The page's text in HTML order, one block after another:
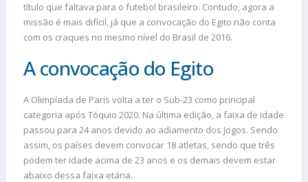
título que faltava para o futebol brasileiro. Contudo, agora a
missão é mais difícil, já que a convocação do Egito não conta
com os craques no mesmo nível do Brasil de 2016.
A convocação do Egito
A Olimpíada de Paris volta a ter o Sub-23 como principal
categoria após Tóquio 2020. Na última edição, a faixa de idade
passou para 24 anos devido ao adiamento dos Jogos. Sendo
assim, os países devem convocar 18 atletas, sendo que três
podem ter idade acima de 23 anos e os demais devem estar
abaixo dessa faixa etária.